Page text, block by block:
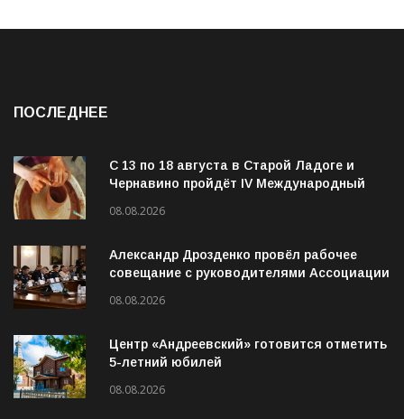
ПОСЛЕДНЕЕ
С 13 по 18 августа в Старой Ладоге и
Чернавино пройдёт IV Международный
08.08.2026
Александр Дрозденко провёл рабочее
совещание с руководителями Ассоциации
08.08.2026
Центр «Андреевский» готовится отметить
5-летний юбилей
08.08.2026